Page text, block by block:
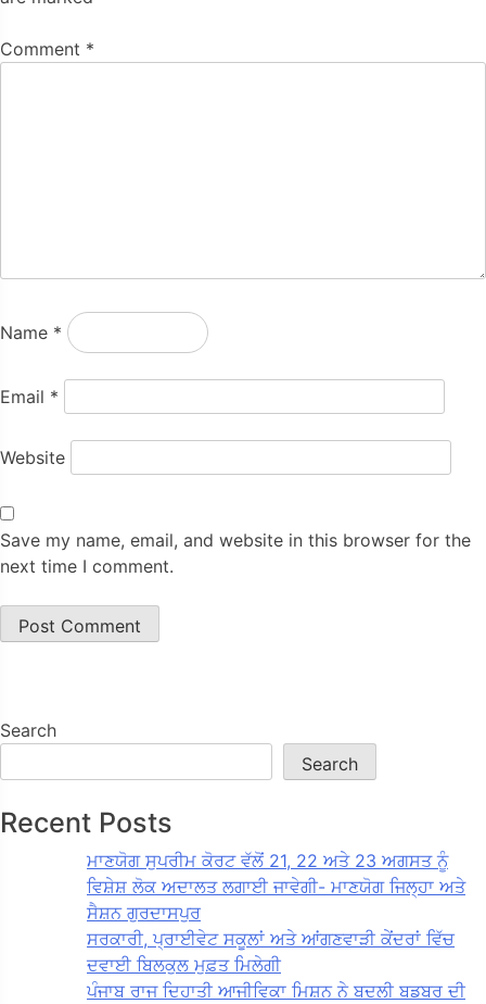
Comment *
Name *
Email *
Website
Save my name, email, and website in this browser for the
next time I comment.
Search
Search
Recent Posts
ਮਾਣਯੋਗ ਸੁਪਰੀਮ ਕੋਰਟ ਵੱਲੋਂ 21, 22 ਅਤੇ 23 ਅਗਸਤ ਨੂੰ
ਵਿਸ਼ੇਸ਼ ਲੋਕ ਅਦਾਲਤ ਲਗਾਈ ਜਾਵੇਗੀ- ਮਾਣਯੋਗ ਜਿਲ੍ਹਾ ਅਤੇ
ਸੈਸ਼ਨ ਗੁਰਦਾਸਪੁਰ
ਸਰਕਾਰੀ, ਪ੍ਰਾਈਵੇਟ ਸਕੂਲਾਂ ਅਤੇ ਆਂਗਣਵਾੜੀ ਕੇਂਦਰਾਂ ਵਿੱਚ
ਦਵਾਈ ਬਿਲਕੁਲ ਮੁਫ਼ਤ ਮਿਲੇਗੀ
ਪੰਜਾਬ ਰਾਜ ਦਿਹਾਤੀ ਆਜੀਵਿਕਾ ਮਿਸ਼ਨ ਨੇ ਬਦਲੀ ਬਡਬਰ ਦੀ